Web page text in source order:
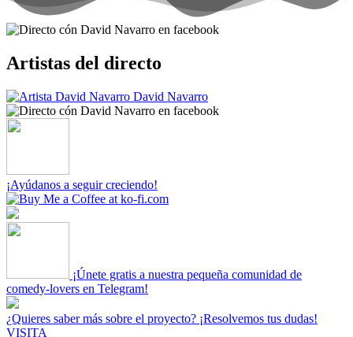
Artistas del directo
David Navarro
¡Ayúdanos a seguir creciendo!
¡Únete gratis a nuestra pequeña comunidad de
comedy-lovers en Telegram!
¿Quieres saber más sobre el proyecto? ¡Resolvemos tus dudas!
VISITA